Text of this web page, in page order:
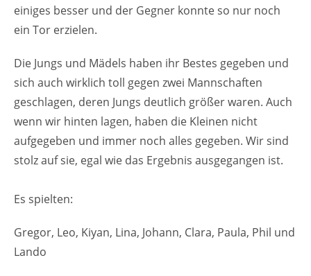
einiges besser und der Gegner konnte so nur noch
ein Tor erzielen.
Die Jungs und Mädels haben ihr Bestes gegeben und
sich auch wirklich toll gegen zwei Mannschaften
geschlagen, deren Jungs deutlich größer waren. Auch
wenn wir hinten lagen, haben die Kleinen nicht
aufgegeben und immer noch alles gegeben. Wir sind
stolz auf sie, egal wie das Ergebnis ausgegangen ist.
Es spielten:
Gregor, Leo, Kiyan, Lina, Johann, Clara, Paula, Phil und
Lando